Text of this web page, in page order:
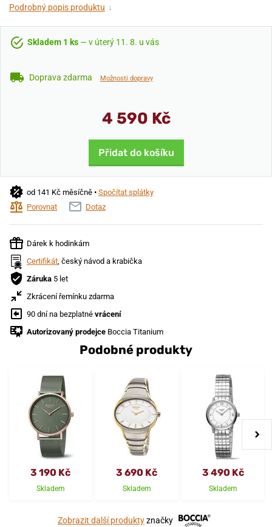
Podrobný popis produktu ↓
Skladem 1 ks — v úterý 11. 8. u vás
Doprava zdarma Možnosti dopravy
4 590 Kč
Přidat do košíku
od 141 Kč měsíčně • Spočítat splátky
Porovnat
Dotaz
Dárek k hodinkám
Certifikát, český návod a krabička
Záruka 5 let
Zkrácení řemínku zdarma
90 dní na bezplatné vrácení
Autorizovaný prodejce Boccia Titanium
Podobné produkty
3 190 Kč
Skladem
3 690 Kč
Skladem
3 490 Kč
Skladem
Zobrazit další produktyznačky